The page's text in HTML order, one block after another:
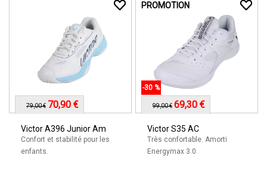
Victor A396 Junior Am
Confort et stabilité pour les
enfants.
79,00 € 70,90 €
PROMOTION
Victor S35 AC
Très confortable. Amorti
Energymax 3.0
-30 %
99,00 € 69,30 €